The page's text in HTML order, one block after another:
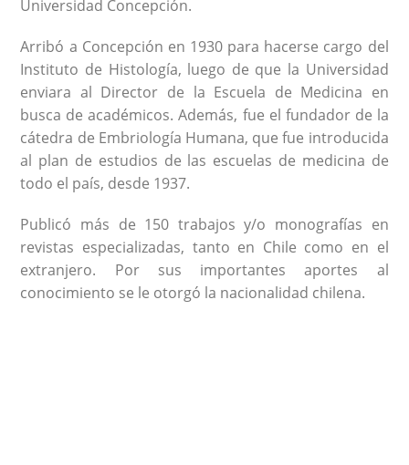
Universidad Concepción.
Arribó a Concepción en 1930 para hacerse cargo del
Instituto de Histología, luego de que la Universidad
enviara al Director de la Escuela de Medicina en
busca de académicos. Además, fue el fundador de la
cátedra de Embriología Humana, que fue introducida
al plan de estudios de las escuelas de medicina de
todo el país, desde 1937.
Publicó más de 150 trabajos y/o monografías en
revistas especializadas, tanto en Chile como en el
extranjero. Por sus importantes aportes al
conocimiento se le otorgó la nacionalidad chilena.